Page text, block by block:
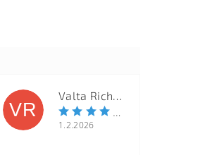
VR
Valta Richard
1.2.2026